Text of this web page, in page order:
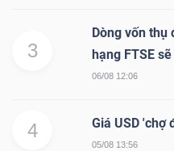
3
Dòng vốn thụ
hạng FTSE
06/08 12:06
4 Giá USD 'chợ
05/08 13:56
DỊCH
THÔNG